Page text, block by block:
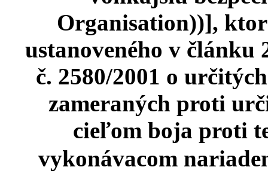
Organisation))],
ustanoveného v článku
č. 2580/2001 o
zameraných proti
cieľom boja proti
vykonávacom